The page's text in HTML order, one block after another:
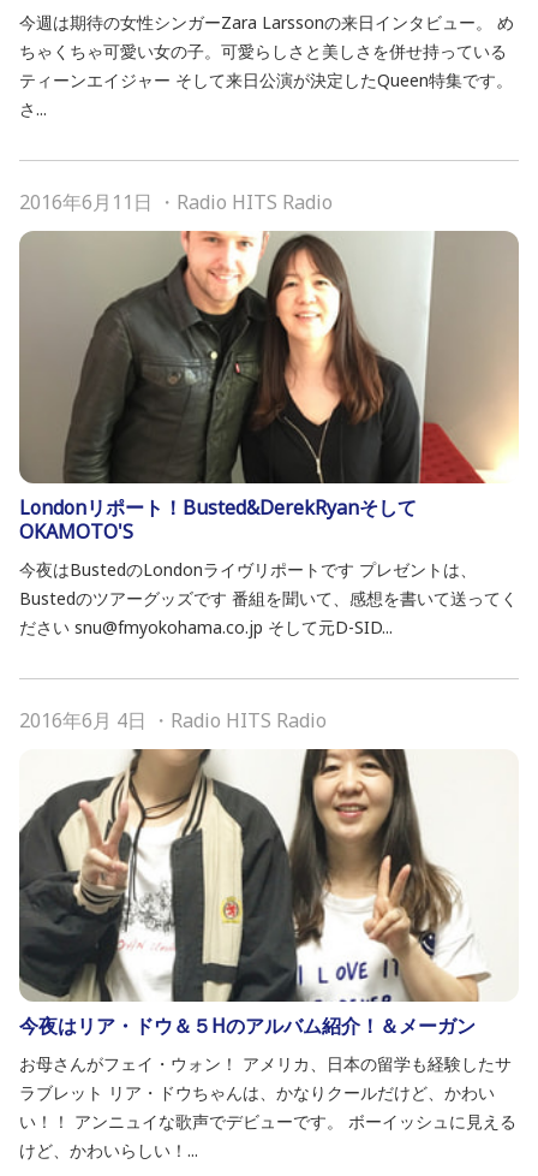
今週は期待の女性シンガーZara Larssonの来日インタビュー。 め
ちゃくちゃ可愛い女の子。可愛らしさと美しさを併せ持っている
ティーンエイジャー そして来日公演が決定したQueen特集です。
さ...
2016年6月11日 ・ Radio HITS Radio
Londonリポート！Busted&DerekRyanそして
OKAMOTO'S
今夜はBustedのLondonライヴリポートです プレゼントは、
Bustedのツアーグッズです 番組を聞いて、感想を書いて送ってく
ださい snu@fmyokohama.co.jp そして元D-SID...
2016年6月 4日 ・ Radio HITS Radio
今夜はリア・ドウ＆５Hのアルバム紹介！＆メーガン
お母さんがフェイ・ウォン！ アメリカ、日本の留学も経験したサ
ラブレット リア・ドウちゃんは、かなりクールだけど、かわい
い！！ アンニュイな歌声でデビューです。 ボーイッシュに見える
けど、かわいらしい！...